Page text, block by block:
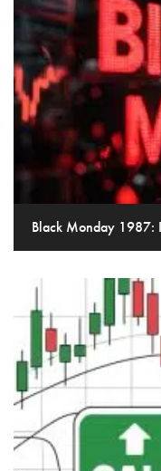
Black Monday 1987: